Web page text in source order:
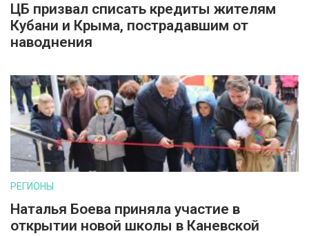
ЦБ призвал списать кредиты жителям
Кубани и Крыма, пострадавшим от
наводнения
РЕГИОНЫ
Наталья Боева приняла участие в
открытии новой школы в Каневской